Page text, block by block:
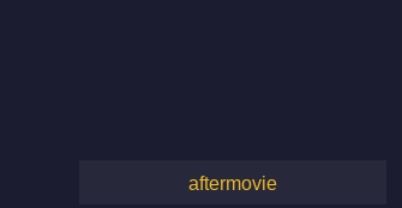
aftermovie